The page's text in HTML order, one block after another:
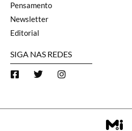
Pensamento
Newsletter
Editorial
SIGA NAS REDES